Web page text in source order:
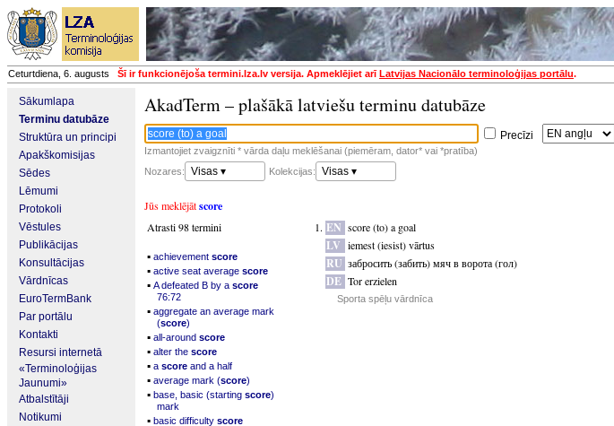
Ceturtdiena, 6. augusts Šī ir funkcionējoša termini.lza.lv versija. Apmeklējiet arīLatvijas Nacionālo terminoloģijas portālu.
Sākumlapa
Terminu datubāze
Struktūra un principi
Apakškomisijas
Sēdes
Lēmumi
Protokoli
Vēstules
Publikācijas
Konsultācijas
Vārdnīcas
EuroTermBank
Par portālu
Kontakti
Resursi internetā
«Terminoloģijas
Jaunumi»
Atbalstītāji
Notikumi
AkadTerm – plašākā latviešu terminu datubāze
Precīzi
Izmantojiet zvaigznīti * vārda daļu meklēšanai (piemēram, dator* vai *pratība)
Nozares:
Visas ▾ Kolekcijas: Visas ▾
Jūs meklējātscore
Atrasti 98 termini
▪ achievement score
▪ active seat average score
▪ A defeated B by a score
76:72
▪ aggregate an average mark
(score)
▪ all-around score
▪ alter the score
▪ a score and a half
▪ average mark (score)
▪ base, basic (starting score)
mark
▪ basic difficulty score
EN score (to) a goal
LV iemest (iesist) vārtus
RU забросить (забить) мяч в ворота (гол)
DE Tor erzielen
Sporta spēļu vārdnīca